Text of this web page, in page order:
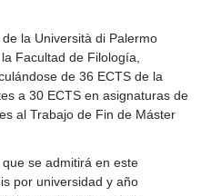
la Università di Palermo
Facultad de Filología,
de 36 ECTS de la
a 30 ECTS en asignaturas de
al Trabajo de Fin de Máster
se admitirá en este
por universidad y año